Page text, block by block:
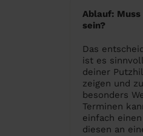
Ablauf:
sein?
Das
ist es
deiner
zeigen und
besonders
Terminen
einfach
diesen an